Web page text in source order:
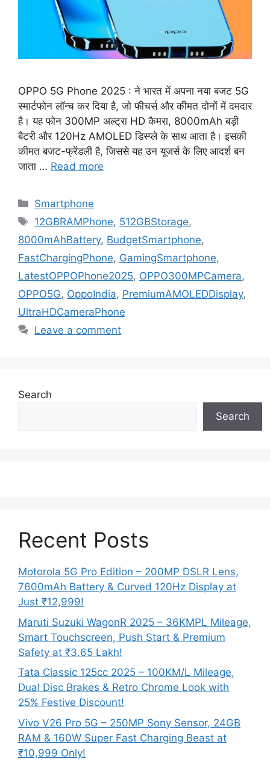
OPPO 5G Phone 2025 : ने भारत में अपना नया बजट 5G
स्मार्टफोन लॉन्च कर दिया है, जो फीचर्स और कीमत दोनों में दमदार
है। यह फोन 300MP अल्ट्रा HD कैमरा, 8000mAh बड़ी
बैटरी और 120Hz AMOLED डिस्प्ले के साथ आता है। इसकी
कीमत बजट-फ्रेंडली है, जिससे यह उन यूजर्स के लिए आदर्श बन
जाता … Read more
Categories
Smartphone
Tags
12GBRAMPhone, 512GBStorage,
8000mAhBattery, BudgetSmartphone,
FastChargingPhone, GamingSmartphone,
LatestOPPOPhone2025, OPPO300MPCamera,
OPPO5G, OppoIndia, PremiumAMOLEDDisplay,
UltraHDCameraPhone
Leave a comment
Search
Search
Recent Posts
Motorola 5G Pro Edition – 200MP DSLR Lens,
7600mAh Battery & Curved 120Hz Display at
Just ₹12,999!
Maruti Suzuki WagonR 2025 – 36KMPL Mileage,
Smart Touchscreen, Push Start & Premium
Safety at ₹3.65 Lakh!
Tata Classic 125cc 2025 – 100KM/L Mileage,
Dual Disc Brakes & Retro Chrome Look with
25% Festive Discount!
Vivo V26 Pro 5G – 250MP Sony Sensor, 24GB
RAM & 160W Super Fast Charging Beast at
₹10,999 Only!